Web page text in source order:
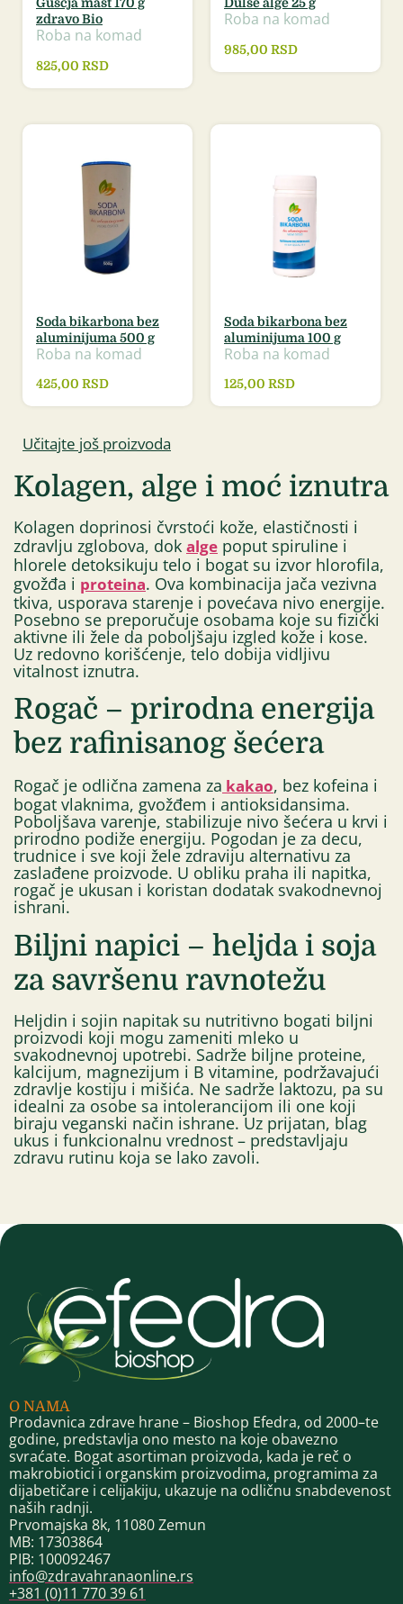
Guščja mast 170 g
zdravo Bio
Roba na komad
825,00 RSD
Dulse alge 25 g
Roba na komad
985,00 RSD
Soda bikarbona bez
aluminijuma 500 g
Roba na komad
425,00 RSD
Soda bikarbona bez
aluminijuma 100 g
Roba na komad
125,00 RSD
Učitajte još proizvoda
Kolagen, alge i moć iznutra
Kolagen doprinosi čvrstoći kože, elastičnosti i
zdravlju zglobova, dok alge poput spiruline i
hlorele detoksikuju telo i bogat su izvor hlorofila,
gvožđa i proteina. Ova kombinacija jača vezivna
tkiva, usporava starenje i povećava nivo energije.
Posebno se preporučuje osobama koje su fizički
aktivne ili žele da poboljšaju izgled kože i kose.
Uz redovno korišćenje, telo dobija vidljivu
vitalnost iznutra.
Rogač – prirodna energija
bez rafinisanog šećera
Rogač je odlična zamena za kakao, bez kofeina i
bogat vlaknima, gvožđem i antioksidansima.
Poboljšava varenje, stabilizuje nivo šećera u krvi i
prirodno podiže energiju. Pogodan je za decu,
trudnice i sve koji žele zdraviju alternativu za
zaslađene proizvode. U obliku praha ili napitka,
rogač je ukusan i koristan dodatak svakodnevnoj
ishrani.
Biljni napici – heljda i soja
za savršenu ravnotežu
Heljdin i sojin napitak su nutritivno bogati biljni
proizvodi koji mogu zameniti mleko u
svakodnevnoj upotrebi. Sadrže biljne proteine,
kalcijum, magnezijum i B vitamine, podržavajući
zdravlje kostiju i mišića. Ne sadrže laktozu, pa su
idealni za osobe sa intolerancijom ili one koji
biraju veganski način ishrane. Uz prijatan, blag
ukus i funkcionalnu vrednost – predstavljaju
zdravu rutinu koja se lako zavoli.
O NAMA
Prodavnica zdrave hrane – Bioshop Efedra, od 2000–te
godine, predstavlja ono mesto na koje obavezno
svraćate. Bogat asortiman proizvoda, kada je reč o
makrobiotici i organskim proizvodima, programima za
dijabetičare i celijakiju, ukazuje na odličnu snabdevenost
naših radnji.
Prvomajska 8k, 11080 Zemun
MB: 17303864
PIB: 100092467
info@zdravahranaonline.rs
+381 (0)11 770 39 61